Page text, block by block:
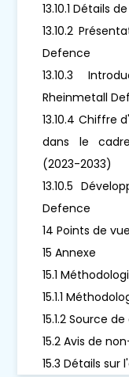
13.10.1 Détails
13.10.2
Defence
13.10.3
Rheinmetall
13.10.4 Chiffre
dans le
(2023-2033)
13.10.5
Defence
14 Points de
15 Annexe
15.1
15.1.1
15.1.2 Source
15.2 Avis de
15.3 Détails sur